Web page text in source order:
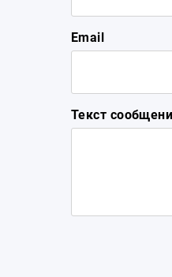
Email
Текст